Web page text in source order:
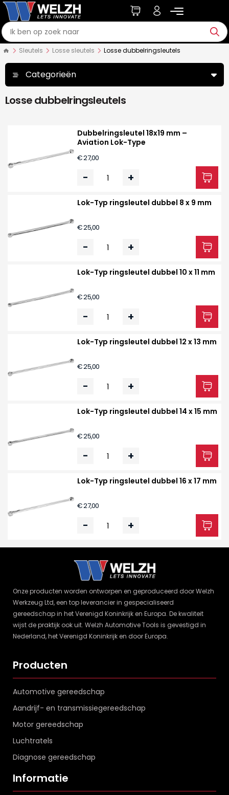
Sleutels Losse sleutels Losse dubbelringsleutels
Categorieën
Losse dubbelringsleutels
Dubbelringsleutel 18x19 mm –
Aviation Lok-Type
€ 27,00
- +
Lok-Typ ringsleutel dubbel 8 x 9 mm
€ 25,00
- +
Lok-Typ ringsleutel dubbel 10 x 11 mm
€ 25,00
- +
Lok-Typ ringsleutel dubbel 12 x 13 mm
€ 25,00
- +
Lok-Typ ringsleutel dubbel 14 x 15 mm
€ 25,00
- +
Lok-Typ ringsleutel dubbel 16 x 17 mm
€ 27,00
- +
Onze producten worden ontworpen en geproduceerd door Welzh
Werkzeug Ltd, een top leverancier in gespecialiseerd
gereedschap in het Verenigd Koninkrijk en Europa. De kwaliteit
wijst de praktijk ook uit. Welzh Automotive Tools is gevestigd in
Nederland, het Verenigd Koninkrijk en door Europa.
Producten
Automotive gereedschap
Aandrijf- en transmissiegereedschap
Motor gereedschap
Luchtratels
Diagnose gereedschap
Informatie